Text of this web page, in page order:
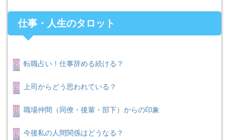
仕事・人生のタロット
転職占い！仕事辞める続ける？
上司からどう思われている？
職場仲間（同僚・後輩・部下）からの印象
今後私の人間関係はどうなる？